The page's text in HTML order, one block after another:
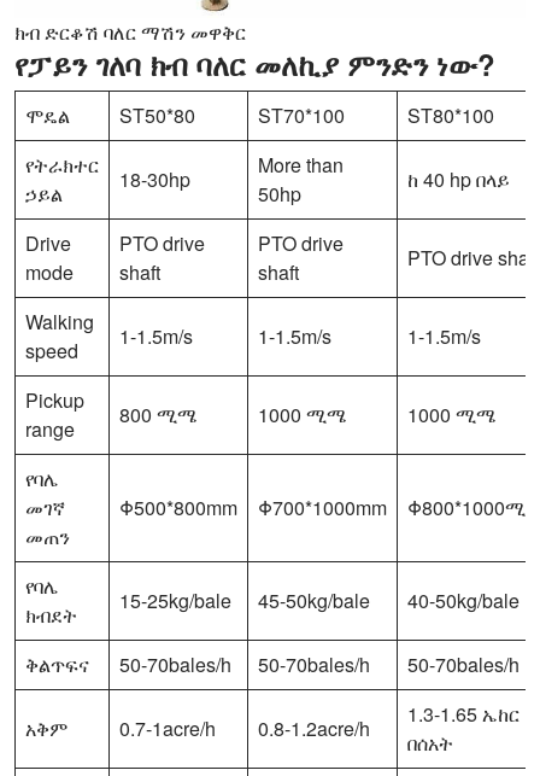
ክብ ድርቆሽ ባለር ማሽን መዋቅር
የፓይን ገለባ ክብ ባለር መለኪያ ምንድን ነው?
ሞዴል ST50*80 ST70*100
ST80*100
የትራክተር
ኃይል
18-30hp
More than
50hp
ከ 40 hp በላይ
Drive
mode
PTO drive
shaft
PTO drive
shaft
PTO drive shaft
Walking
speed
1-1.5m/s 1-1.5m/s 1-1.5m/s
Pickup
range
800 ሚሜ 1000 ሚሜ 1000 ሚሜ
የባሌ
መገኛ
መጠን
Φ500*800mm Φ700*1000mm
የባሌ
ክብደት
15-25kg/bale 45-50kg/bale 40-50kg/bale
ቅልጥፍና 50-70bales/h 50-70bales/h 50-70bales/h
አቅም 0.7-1acre/h 0.8-1.2acre/h
1.3-1.65 ኤከር
በሰአት